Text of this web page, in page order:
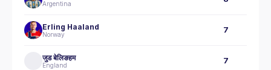
Argentina
Erling Haaland
Norway 7
जुड बेलिङहम
England 7